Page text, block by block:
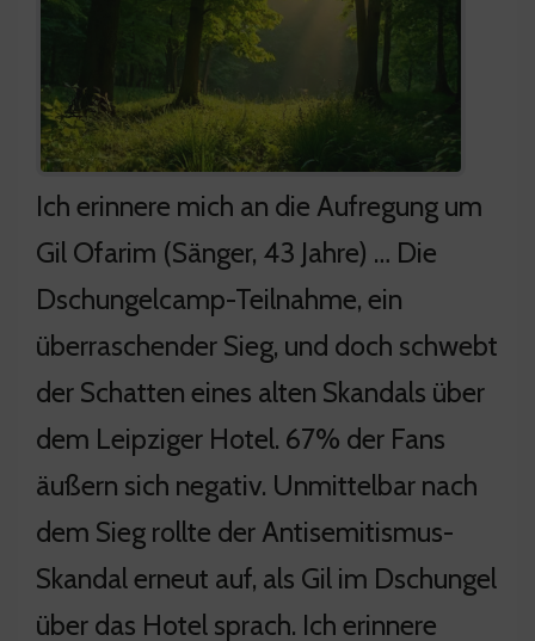
Ich erinnere mich an die Aufregung um
Gil Ofarim (Sänger, 43 Jahre) … Die
Dschungelcamp-Teilnahme, ein
überraschender Sieg, und doch schwebt
der Schatten eines alten Skandals über
dem Leipziger Hotel. 67% der Fans
äußern sich negativ. Unmittelbar nach
dem Sieg rollte der Antisemitismus-
Skandal erneut auf, als Gil im Dschungel
über das Hotel sprach. Ich erinnere